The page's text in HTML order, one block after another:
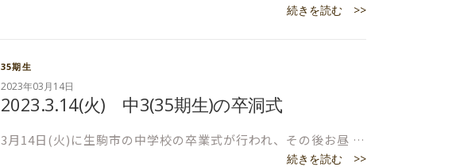
続きを読む >>
35期生
2023年03月14日
2023.3.14(火) 中3(35期生)の卒洞式
3月14日(火)に生駒市の中学校の卒業式が行われ、その後お昼 …
続きを読む >>